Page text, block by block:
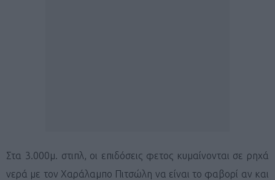
Στα 3.000μ. στιπλ, οι επιδόσεις φετος κυμαίνονται σε ρηχά
νερά με τον Χαράλαμπο Πιτσώλη να είναι το φαβορί αν και